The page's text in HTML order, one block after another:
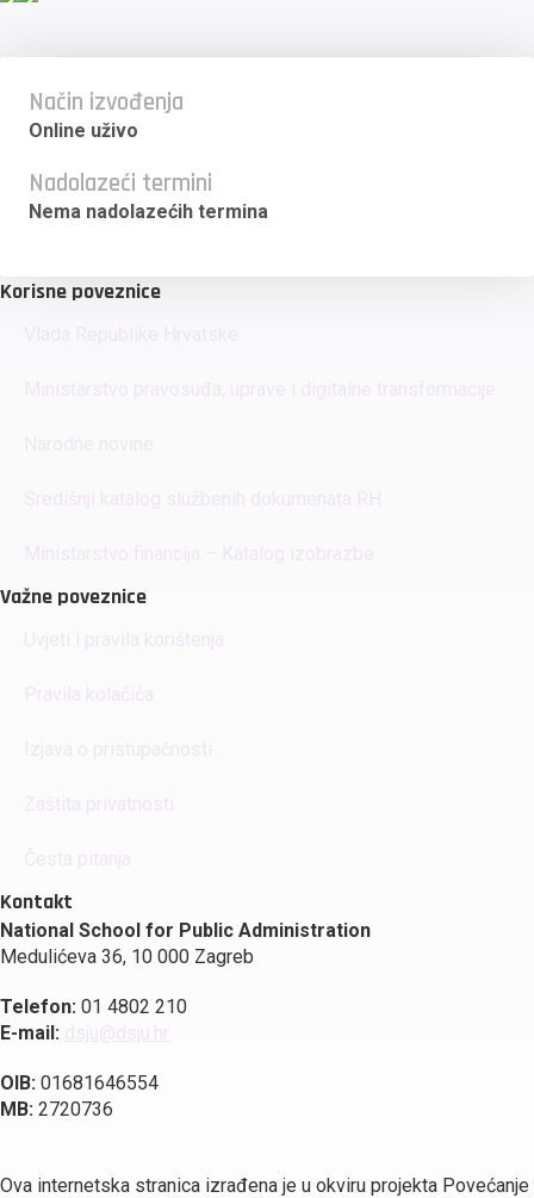
Način izvođenja
Online uživo
Nadolazeći termini
Nema nadolazećih termina
Korisne poveznice
Važne poveznice
Kontakt
National School for Public Administration
Medulićeva 36, 10 000 Zagreb
Telefon: 01 4802 210
E-mail:
OIB: 01681646554
MB: 2720736
Ova internetska stranica izrađena je u okviru projekta Povećanje